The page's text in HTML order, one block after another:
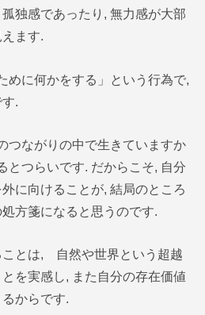
独感であったり, 無力感が大部
ます.
めに何かをする」という行為で,
.
つながりの中で生きていますか
とつらいです. だからこそ, 自分
に向けることが, 結局のところ
方箋になると思うのです.
ことは, 自然や世界という超越
を実感し, また自分の存在価値
からです.